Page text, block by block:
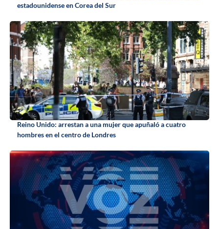
estadounidense en Corea del Sur
Reino Unido: arrestan a una mujer que apuñaló a cuatro
hombres en el centro de Londres